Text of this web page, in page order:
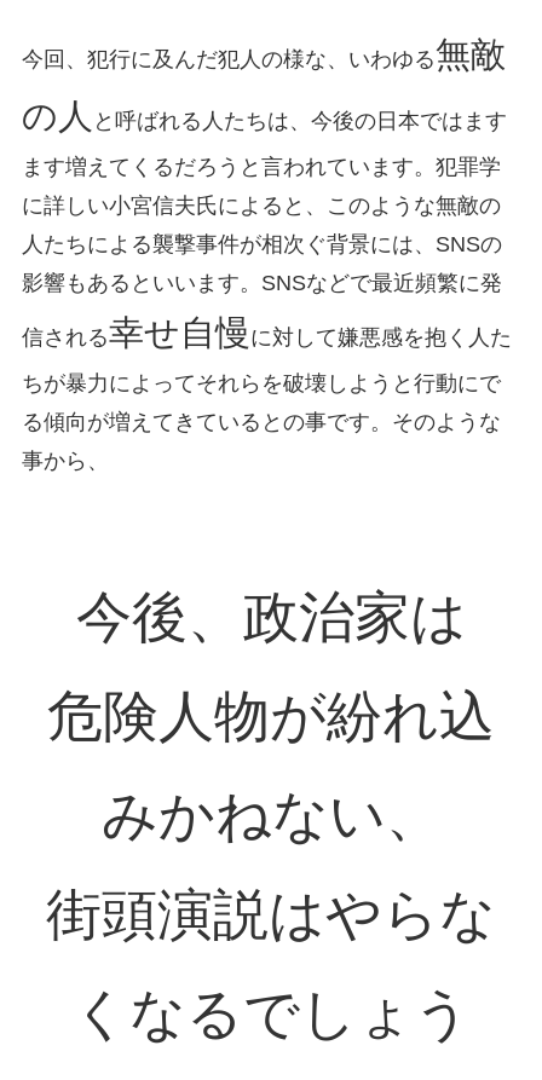
今回、犯行に及んだ犯人の様な、いわゆる無敵
の人 と呼ばれる人たちは、今後の日本ではます
ます増えてくるだろうと言われています。犯罪学
に詳しい小宮信夫氏によると、このような無敵の
人たちによる襲撃事件が相次ぐ背景には、SNSの
影響もあるといいます。SNSなどで最近頻繁に発
信される幸せ自慢 に対して嫌悪感を抱く人た
ちが暴力によってそれらを破壊しようと行動にで
る傾向が増えてきているとの事です。そのような
事から、
今後、政治家は
危険人物が紛れ込
みかねない、
街頭演説はやらな
くなるでしょう